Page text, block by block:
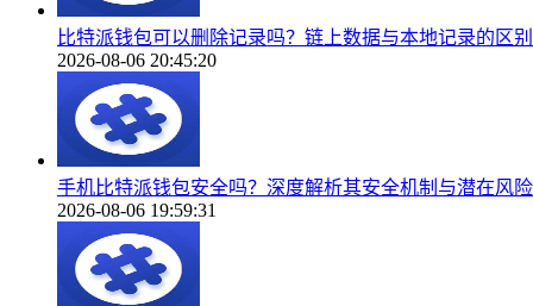
比特派钱包可以删除记录吗？链上数据与本地记录的区别
2026-08-06 20:45:20
手机比特派钱包安全吗？深度解析其安全机制与潜在风险
2026-08-06 19:59:31